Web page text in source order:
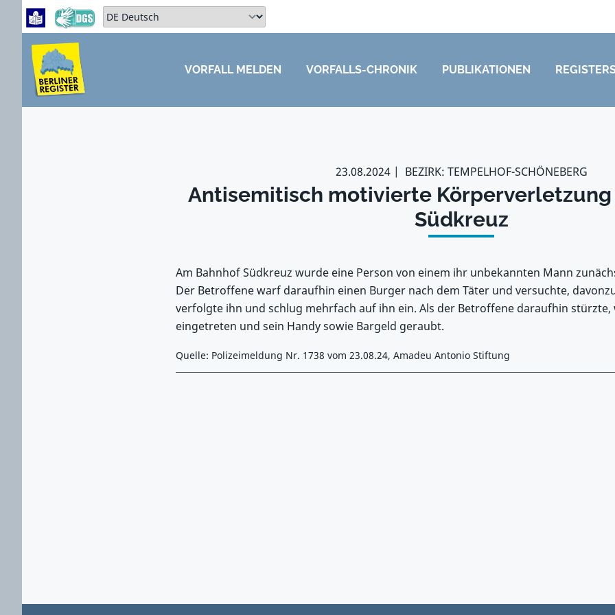
Zum Hauptbereich springen
Zum Hauptmenü springen
Sprache auswählen:
ZUM HAUPTBEREICH SPRINGEN
VORFALL MELDEN VORFALLS-CHRONIK PUBLIKATIONEN
23.08.2024 BEZIRK: TEMPELHOF-SCHÖNEBERG
Antisemitisch motivierte Körperverletzung
Südkreuz
Am Bahnhof Südkreuz wurde eine Person von einem ihr unbekannten Mann
Der Betroffene warf daraufhin einen Burger nach dem Täter und versuchte,
verfolgte ihn und schlug mehrfach auf ihn ein. Als der Betroffene daraufhin stürzte,
eingetreten und sein Handy sowie Bargeld geraubt.
Quelle: Polizeimeldung Nr. 1738 vom 23.08.24, Amadeu Antonio Stiftung